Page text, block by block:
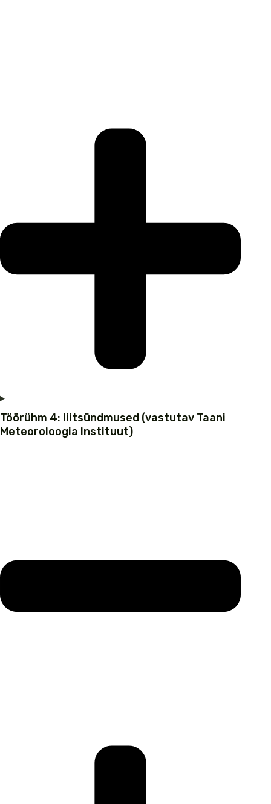
Töörühm 4: liitsündmused (vastutav Taani
Meteoroloogia Instituut)